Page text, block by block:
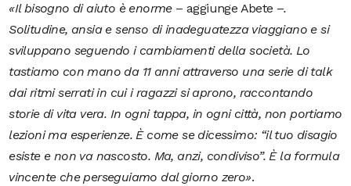
«Il bisogno di aiuto è enorme– aggiunge Abete –.
Solitudine, ansia e senso di inadeguatezza viaggiano e si
sviluppano seguendo i cambiamenti della società. Lo
tastiamo con mano da 11 anni attraverso una serie di talk
dai ritmi serrati in cui i ragazzi si aprono, raccontando
storie di vita vera. In ogni tappa, in ogni città, non portiamo
lezioni ma esperienze. È come se dicessimo: “il tuo disagio
esiste e non va nascosto. Ma, anzi, condiviso”. È la formula
vincente che perseguiamo dal giorno zero».